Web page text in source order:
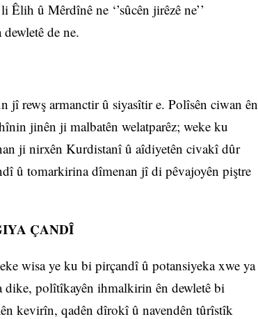
û Mêrdînê ne ‘’sûcên jirêzê ne’’
de ne.
jî rewş armanctir û siyasîtir e. Polîsên ciwan ên
jinên ji malbatên welatparêz; weke ku
ji nirxên Kurdistanî û aîdiyetên civakî dûr
û tomarkirina dîmenan jî di pêvajoyên piştre
ÇANDÎ
wisa ye ku bi pirçandî û potansiyeka xwe ya
dike, polîtîkayên ihmalkirin ên dewletê bi
kevirîn, qadên dîrokî û navendên tûrîstîk